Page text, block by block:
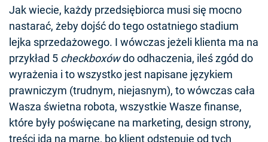
Jak wiecie, każdy przedsiębiorca musi się mocno
nastarać, żeby dojść do tego ostatniego stadium
lejka sprzedażowego. I wówczas jeżeli klienta ma na
przykład 5 checkboxówdo odhaczenia, ileś zgód do
wyrażenia i to wszystko jest napisane językiem
prawniczym (trudnym, niejasnym), to wówczas cała
Wasza świetna robota, wszystkie Wasze finanse,
które były poświęcane na marketing, design strony,
treści idą na marne, bo klient odstępuje od tych